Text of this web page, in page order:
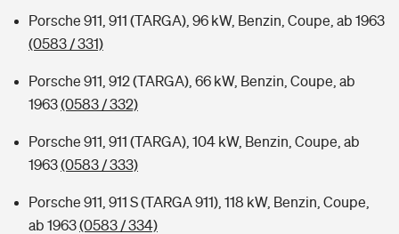
Porsche 911, 911 (TARGA), 96 kW, Benzin, Coupe, ab 1963
(0583 / 331)
Porsche 911, 912 (TARGA), 66 kW, Benzin, Coupe, ab
1963(0583 / 332)
Porsche 911, 911 (TARGA), 104 kW, Benzin, Coupe, ab
1963(0583 / 333)
Porsche 911, 911 S (TARGA 911), 118 kW, Benzin, Coupe,
ab 1963(0583 / 334)